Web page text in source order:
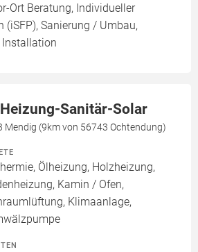
Ort Beratung, Individueller
(iSFP), Sanierung / Umbau,
Installation
Sanitär-Solar
Mendig (9km von 56743 Ochtendung)
Ölheizung, Holzheizung,
Kamin / Ofen,
Klimaanlage,